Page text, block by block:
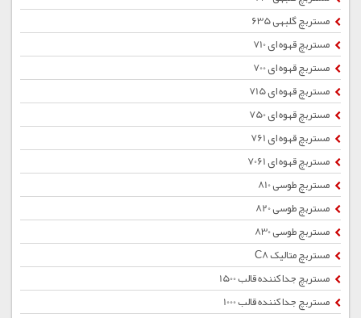
مستربچ گلبهی 635
مستربچ قهوه ای 710
مستربچ قهوه ای 700
مستربچ قهوه ای 715
مستربچ قهوه ای 750
مستربچ قهوه ای 761
مستربچ قهوه ای 7061
مستربچ طوسی 810
مستربچ طوسی 820
مستربچ طوسی 830
مستربچ متالیک C8
مستربچ جداکننده قالب 1500
مستربچ جداکننده قالب 1000